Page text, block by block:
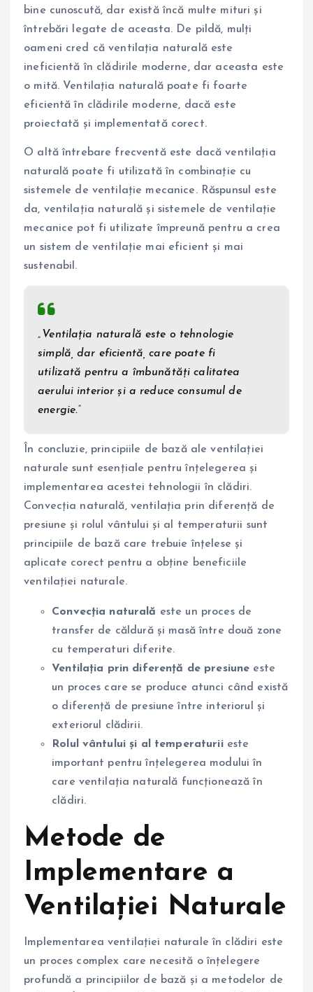
bine cunoscută, dar există încă multe mituri și
întrebări legate de aceasta. De pildă, mulți
oameni cred că ventilația naturală este
ineficientă în clădirile moderne, dar aceasta este
o mită. Ventilația naturală poate fi foarte
eficientă în clădirile moderne, dacă este
proiectată și implementată corect.
O altă întrebare frecventă este dacă ventilația
naturală poate fi utilizată în combinație cu
sistemele de ventilație mecanice. Răspunsul este
da, ventilația naturală și sistemele de ventilație
mecanice pot fi utilizate împreună pentru a crea
un sistem de ventilație mai eficient și mai
sustenabil.
„Ventilația naturală este o tehnologie
simplă, dar eficientă, care poate fi
utilizată pentru a îmbunătăți calitatea
aerului interior și a reduce consumul de
energie.”
În concluzie, principiile de bază ale ventilației
naturale sunt esențiale pentru înțelegerea și
implementarea acestei tehnologii în clădiri.
Convecția naturală, ventilația prin diferență de
presiune și rolul vântului și al temperaturii sunt
principiile de bază care trebuie înțelese și
aplicate corect pentru a obține beneficiile
ventilației naturale.
Convecția naturală este un proces de
transfer de căldură și masă între două zone
cu temperaturi diferite.
Ventilația prin diferență de presiune este
un proces care se produce atunci când există
o diferență de presiune între interiorul și
exteriorul clădirii.
Rolul vântului și al temperaturiieste
important pentru înțelegerea modului în
care ventilația naturală funcționează în
clădiri.
Metode de
Implementare a
Ventilației Naturale
Implementarea ventilației naturale în clădiri este
un proces complex care necesită o înțelegere
profundă a principiilor de bază și a metodelor de